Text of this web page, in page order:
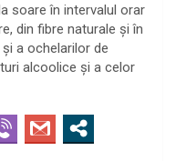
soare în intervalul orar
din fibre naturale și în
a ochelarilor de
alcoolice și a celor